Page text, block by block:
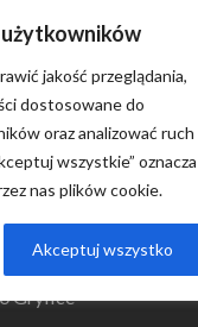
jakość przeglądania,
dostosowane do
oraz analizować ruch
wszystkie” oznacza
nas plików cookie.
Akceptuj wszystko
15
Gryfice